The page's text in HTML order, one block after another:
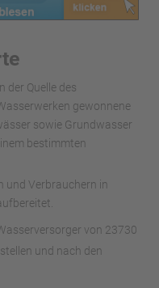
der Quelle des
gewonnene
sowie Grundwasser
bestimmten
und Verbrauchern in
von 23730
und nach den